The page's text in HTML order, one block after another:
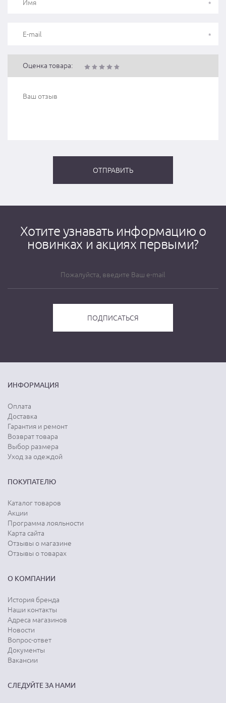
Оценка товара:
Хотите узнавать информацию о
новинках и акциях первыми?
ИНФОРМАЦИЯ
Оплата
Доставка
Гарантия и ремонт
Возврат товара
Выбор размера
Уход за одеждой
ПОКУПАТЕЛЮ
Каталог товаров
Акции
Программа лояльности
Карта сайта
Отзывы о магазине
Отзывы о товарах
О КОМПАНИИ
История бренда
Наши контакты
Адреса магазинов
Новости
Вопрос-ответ
Документы
Вакансии
СЛЕДУЙТЕ ЗА НАМИ